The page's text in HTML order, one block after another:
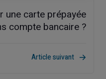
une carte prépayée
compte bancaire ?
Article suivant